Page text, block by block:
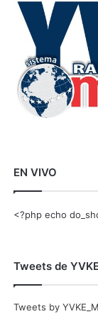
EN VIVO
<?php echo
Tweets de
Tweets by